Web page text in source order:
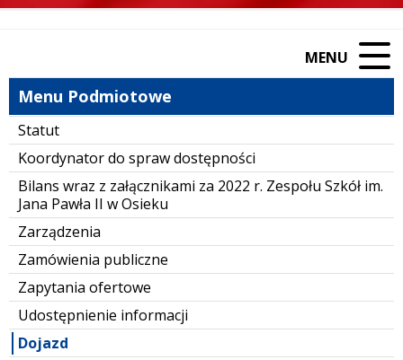
MENU
Menu Podmiotowe
Statut
Koordynator do spraw dostępności
Bilans wraz z załącznikami za 2022 r. Zespołu Szkół im.
Jana Pawła II w Osieku
Zarządzenia
Zamówienia publiczne
Zapytania ofertowe
Udostępnienie informacji
Dojazd